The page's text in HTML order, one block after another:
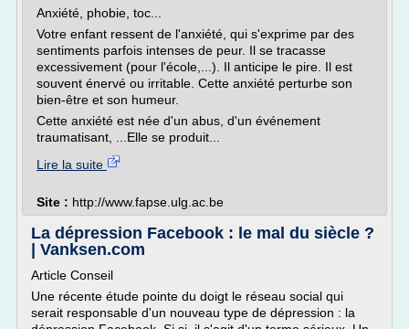
Anxiété, phobie, toc...
Votre enfant ressent de l'anxiété, qui s'exprime par des
sentiments parfois intenses de peur. Il se tracasse
excessivement (pour l'école,...). Il anticipe le pire. Il est
souvent énervé ou irritable. Cette anxiété perturbe son
bien-être et son humeur.
Cette anxiété est née d'un abus, d'un événement
traumatisant, ...Elle se produit...
Lire la suite
Site : http://www.fapse.ulg.ac.be
La dépression Facebook : le mal du siècle ?
| Vanksen.com
Article Conseil
Une récente étude pointe du doigt le réseau social qui
serait responsable d'un nouveau type de dépression : la